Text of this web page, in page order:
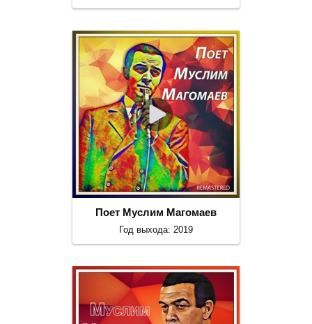
Поет Муслим Магомаев
Год выхода: 2019